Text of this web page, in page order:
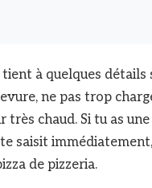
à quelques
ne pas trop
très chaud. Si tu as
saisit
de pizzeria.